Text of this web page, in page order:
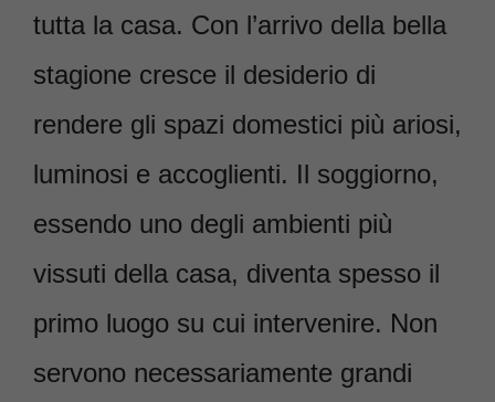
tutta la casa. Con l’arrivo della bella
stagione cresce il desiderio di
rendere gli spazi domestici più ariosi,
luminosi e accoglienti. Il soggiorno,
essendo uno degli ambienti più
vissuti della casa, diventa spesso il
primo luogo su cui intervenire. Non
servono necessariamente grandi